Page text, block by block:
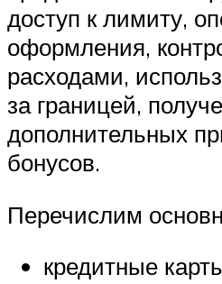
доступ к лимиту,
оформления,
расходами,
за границей,
дополнительных
бонусов.
Перечислим
кредитные